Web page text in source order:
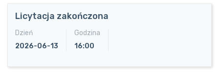
Licytacja zakończona
Dzień
2026-06-13
Godzina
16:00